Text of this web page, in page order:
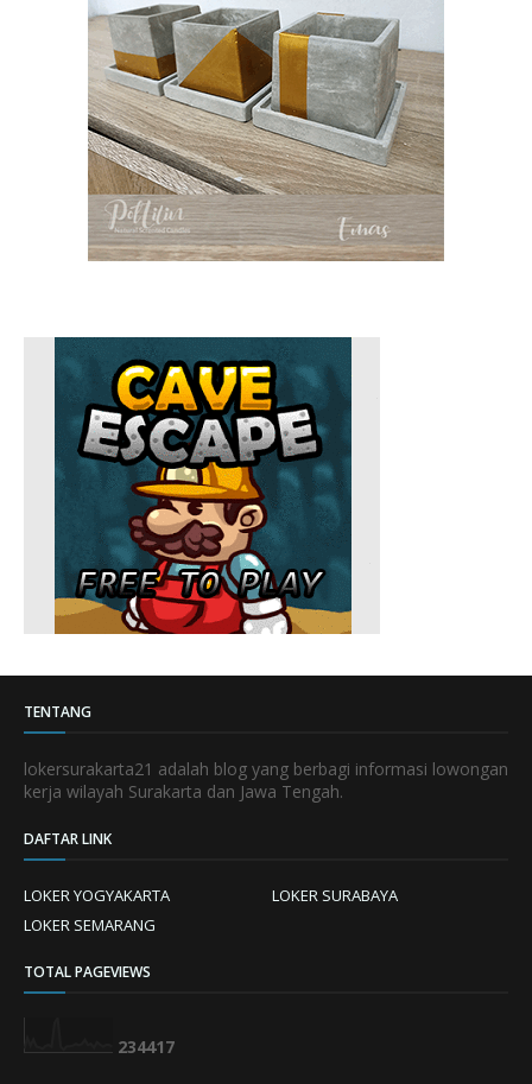
TENTANG
lokersurakarta21 adalah blog yang berbagi informasi lowongan
kerja wilayah Surakarta dan Jawa Tengah.
DAFTAR LINK
LOKER YOGYAKARTA
LOKER SURABAYA
LOKER SEMARANG
TOTAL PAGEVIEWS
234417